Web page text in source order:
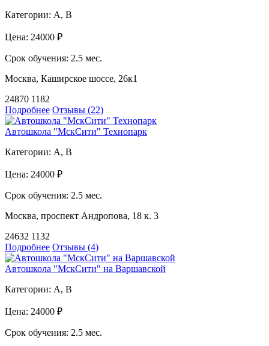
Категории: A, B
Цена: 24000 ₽
Срок обучения: 2.5 мес.
Москва, Каширское шоссе, 26к1
24870 1182
Подробнее Отзывы (22)
Автошкола "МскСити" Технопарк
Категории: A, B
Цена: 24000 ₽
Срок обучения: 2.5 мес.
Москва, проспект Андропова, 18 к. 3
24632 1132
Подробнее Отзывы (4)
Автошкола "МскСити" на Варшавской
Категории: A, B
Цена: 24000 ₽
Срок обучения: 2.5 мес.